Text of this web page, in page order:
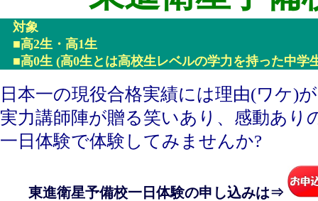
対象
■高2生・高1生
■高0生 (高0生とは高校生レベルの学力を持った中学
日本一の現役合格実績には理由(ワケ)
実力講師陣が贈る笑いあり、感動あり
一日体験で体験してみませんか?
東進衛星予備校一日体験の申し込みは⇒